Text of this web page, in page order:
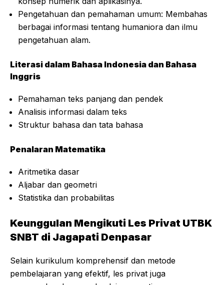
Pengetahuan dan pemahaman umum: Membahas
berbagai informasi tentang humaniora dan ilmu
pengetahuan alam.
Literasi dalam Bahasa Indonesia dan Bahasa
Inggris
Pemahaman teks panjang dan pendek
Analisis informasi dalam teks
Struktur bahasa dan tata bahasa
Penalaran Matematika
Aritmetika dasar
Aljabar dan geometri
Statistika dan probabilitas
Keunggulan Mengikuti Les Privat UTBK
SNBT di Jagapati Denpasar
Selain kurikulum komprehensif dan metode
pembelajaran yang efektif, les privat juga